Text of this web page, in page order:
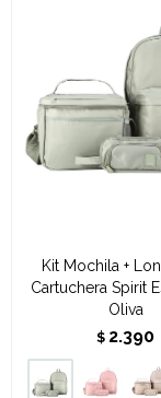
Kit Mochila +
Cartuchera Spirit
Oliva
$ 2.390